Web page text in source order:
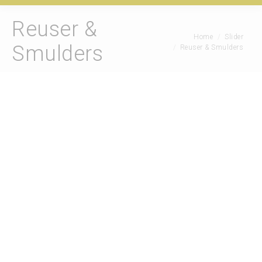
Reuser &
Smulders
Home
Slider
Reuser & Smulders